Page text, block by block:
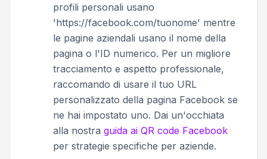
profili personali usano
'https://facebook.com/tuonome' mentre
le pagine aziendali usano il nome della
pagina o l'ID numerico. Per un migliore
tracciamento e aspetto professionale,
raccomando di usare il tuo URL
personalizzato della pagina Facebook se
ne hai impostato uno. Dai un'occhiata
alla nostra guida ai QR code Facebook
per strategie specifiche per aziende.